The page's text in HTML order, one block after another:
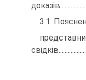
3.1.